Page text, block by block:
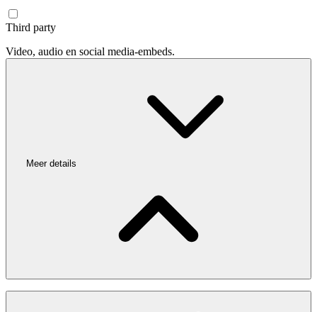
Third party
Video, audio en social media-embeds.
Meer details